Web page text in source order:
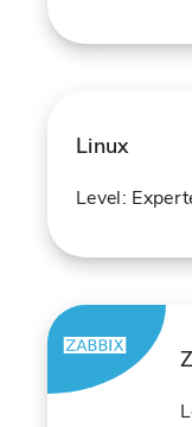
Linux
Level: